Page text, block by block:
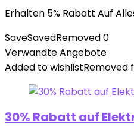
Erhalten 5% Rabatt Auf
SaveSavedRemoved0
Verwandte Angebote
Added to wishlistRemoved
30% Rabatt auf